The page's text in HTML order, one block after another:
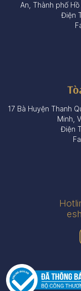
An, Thành phố
Điện
17 Bà Huyện Thanh
Minh,
Điện